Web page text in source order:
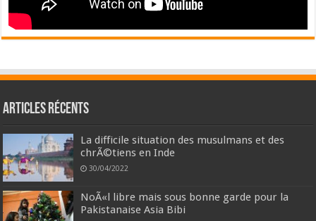
Articles récents
La difficile situation des musulmans et des
chrÃ©tiens en Inde
30/04/2022
NoÃ«l libre mais sous bonne garde pour la
Pakistanaise Asia Bibi